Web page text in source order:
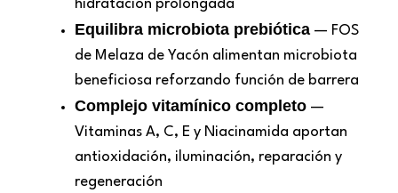
hidratación prolongada
Equilibra microbiota prebiótica — FOS
de Melaza de Yacón alimentan microbiota
beneficiosa reforzando función de barrera
Complejo vitamínico completo —
Vitaminas A, C, E y Niacinamida aportan
antioxidación, iluminación, reparación y
regeneración